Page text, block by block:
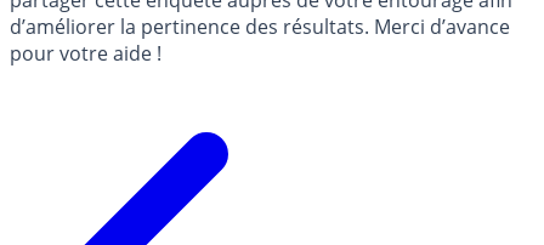
d’améliorer la pertinence des résultats. Merci d’avance
pour votre aide !